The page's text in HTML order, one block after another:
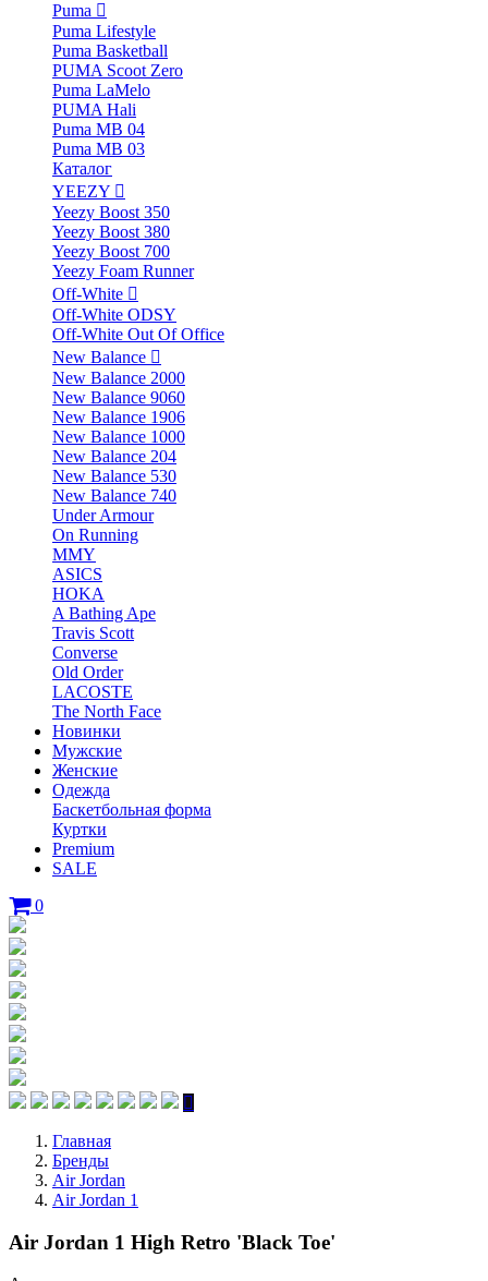
Puma
Puma Lifestyle
Puma Basketball
PUMA Scoot Zero
Puma LaMelo
PUMA Hali
Puma MB 04
Puma MB 03
Каталог
YEEZY
Yeezy Boost 350
Yeezy Boost 380
Yeezy Boost 700
Yeezy Foam Runner
Off-White
Off-White ODSY
Off-White Out Of Office
New Balance
New Balance 2000
New Balance 9060
New Balance 1906
New Balance 1000
New Balance 204
New Balance 530
New Balance 740
Under Armour
On Running
MMY
ASICS
HOKA
A Bathing Ape
Travis Scott
Converse
Old Order
LACOSTE
The North Face
Новинки
Мужские
Женские
Одежда
Баскетбольная форма
Куртки
Premium
SALE
0
Главная
Бренды
Air Jordan
Air Jordan 1
Air Jordan 1 High Retro 'Black Toe'